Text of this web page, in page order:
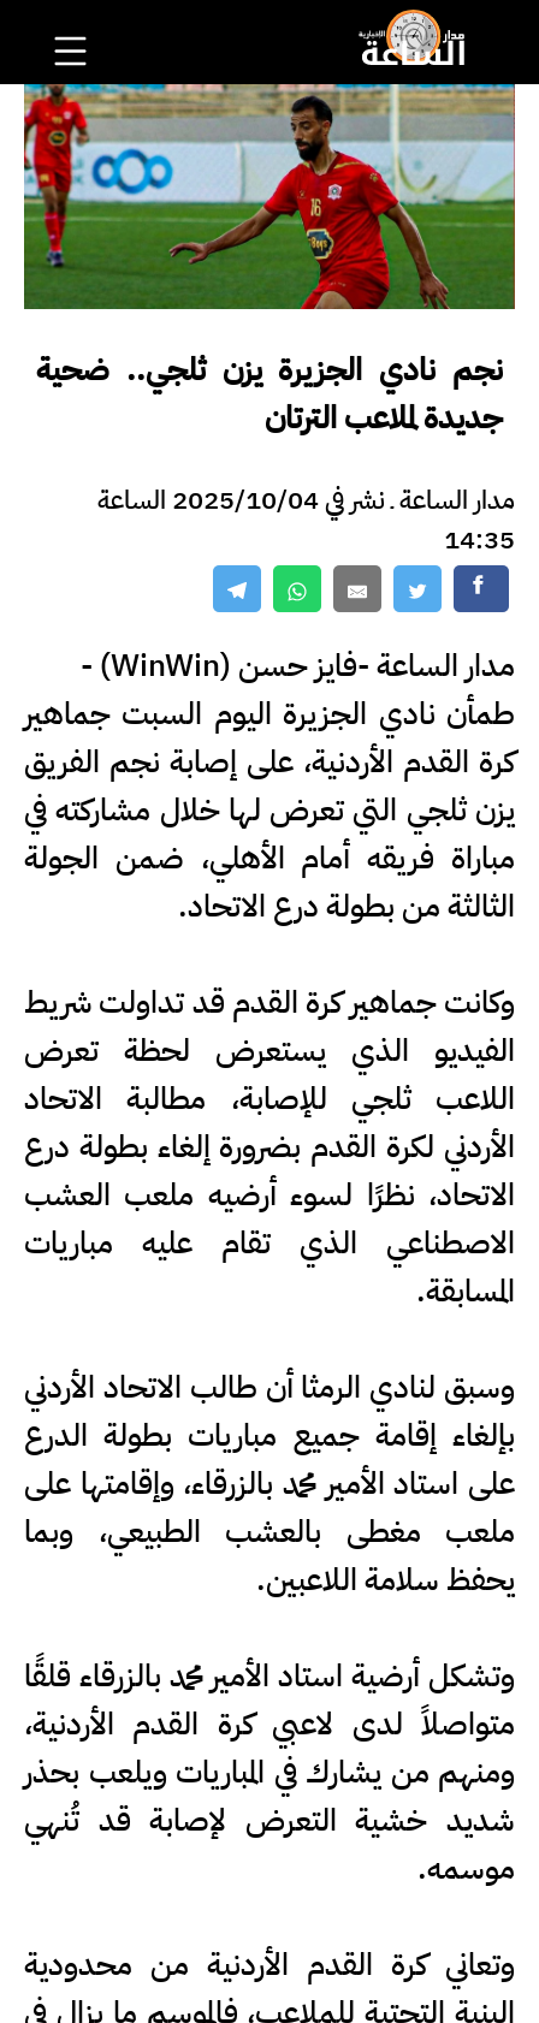
نجم نادي الجزيرة يزن ثلجي.. ضحية
جديدة لملاعب الترتان
مدار الساعة ـ نشر في 2025/10/04 الساعة
14:35
مدار الساعة -فايز حسن (WinWin) -
طمأن نادي الجزيرة اليوم السبت جماهير
كرة القدم الأردنية، على إصابة نجم الفريق
يزن ثلجي التي تعرض لها خلال مشاركته في
مباراة فريقه أمام الأهلي، ضمن الجولة
الثالثة من بطولة درع الاتحاد.
وكانت جماهير كرة القدم قد تداولت شريط
الفيديو الذي يستعرض لحظة تعرض
اللاعب ثلجي للإصابة، مطالبة الاتحاد
الأردني لكرة القدم بضرورة إلغاء بطولة درع
الاتحاد، نظرًا لسوء أرضيه ملعب العشب
الاصطناعي الذي تقام عليه مباريات
المسابقة.
وسبق لنادي الرمثا أن طالب الاتحاد الأردني
بإلغاء إقامة جميع مباريات بطولة الدرع
على استاد الأمير محمد بالزرقاء، وإقامتها على
ملعب مغطى بالعشب الطبيعي، وبما
يحفظ سلامة اللاعبين.
وتشكل أرضية استاد الأمير محمد بالزرقاء قلقًا
متواصلاً لدى لاعبي كرة القدم الأردنية،
ومنهم من يشارك في المباريات ويلعب بحذر
شديد خشية التعرض لإصابة قد تُنهي
موسمه.
وتعاني كرة القدم الأردنية من محدودية
البنية التحتية للملاعب، فالموسم ما يزال في